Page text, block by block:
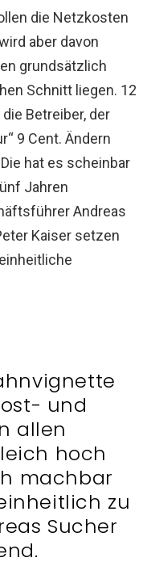
die Netzkosten
aber davon
grundsätzlich
Schnitt liegen. 12
Betreiber, der
9 Cent. Ändern
hat es scheinbar
Jahren
Andreas
Kaiser setzen
und
allen
hoch
machbar
zu
Sucher